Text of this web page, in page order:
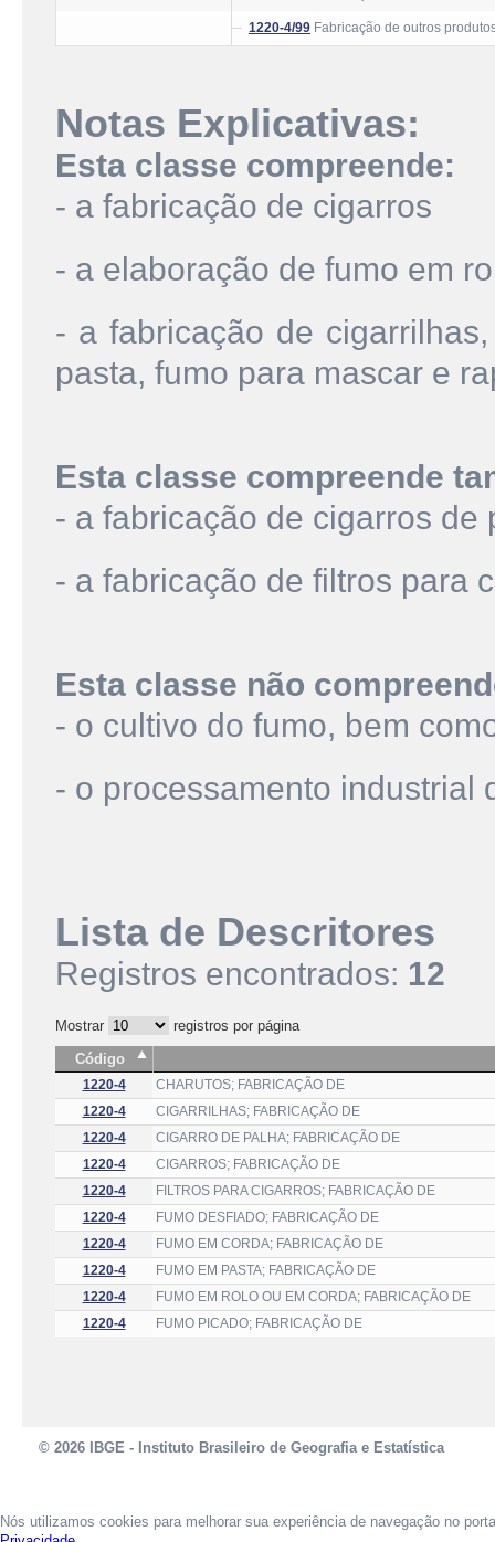
1220-4/99 Fabricação de outros
Notas Explicativas:
Esta classe compreende:
- a fabricação de cigarros
- a elaboração de fumo em
- a fabricação de
pasta, fumo para mascar e
Esta classe compreende
- a fabricação de cigarros de
- a fabricação de filtros para
Esta classe não
- o cultivo do fumo, bem
- o processamento industrial
Lista de Descritores
Registros encontrados: 12
Mostrar
registros por página
Código
1220-4
CHARUTOS; FABRICAÇÃO DE
1220-4
CIGARRILHAS; FABRICAÇÃO DE
1220-4
CIGARRO DE PALHA; FABRICAÇÃO DE
1220-4
CIGARROS; FABRICAÇÃO DE
1220-4
FILTROS PARA CIGARROS; FABRICAÇÃO DE
1220-4
FUMO DESFIADO; FABRICAÇÃO DE
1220-4
FUMO EM CORDA; FABRICAÇÃO DE
1220-4
FUMO EM PASTA; FABRICAÇÃO DE
1220-4
FUMO EM ROLO OU EM CORDA; FABRICAÇÃO DE
1220-4
FUMO PICADO; FABRICAÇÃO DE
© 2026 IBGE - Instituto Brasileiro de Geografia e Estatística
Nós utilizamos cookies para melhorar sua experiência de navegação no